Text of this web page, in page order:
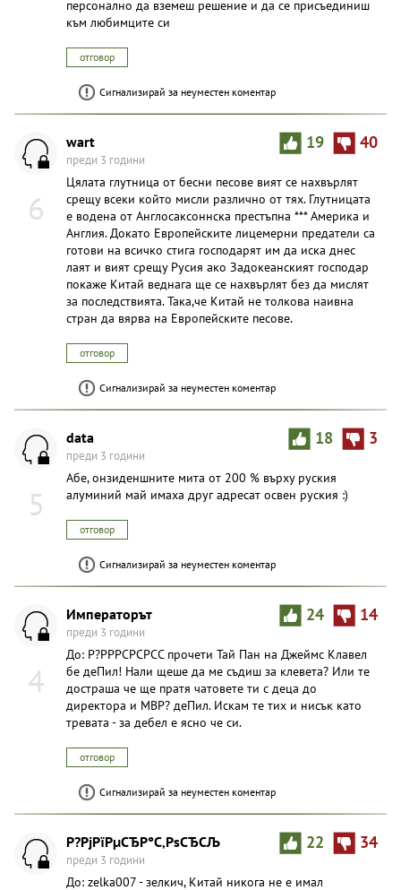
персонално да вземеш решение и да се присъединиш
към любимците си
отговор
Сигнализирай за неуместен коментар
6
19 40
wart
преди 3 години
Цялата глутница от бесни песове вият се нахвърлят
срещу всеки който мисли различно от тях. Глутницата
е водена от Англосаксоннска престъпна *** Америка и
Англия. Докато Европейските лицемерни предатели са
готови на всичко стига господарят им да иска днес
лаят и вият срещу Русия ако Задокеанският господар
покаже Китай веднага ще се нахвърлят без да мислят
за последствията. Така,че Китай не толкова наивна
стран да вярва на Европейските песове.
отговор
Сигнализирай за неуместен коментар
5
18 3
data
преди 3 години
Абе, онзиденшните мита от 200 % върху руския
алуминий май имаха друг адресат освен руския :)
отговор
Сигнализирай за неуместен коментар
4
24 14
Импeраторът
преди 3 години
До: Р?РРРСРСРСС прочети Тай Пан на Джеймс Клавел
бе деПил! Нали щеше да ме съдиш за клевета? Или те
достраша че ще пратя чатовете ти с деца до
директора и МВР? деПил. Искам те тих и нисък като
тревата - за дебел е ясно че си.
отговор
Сигнализирай за неуместен коментар
22 34
Р?РјРїРµСЂР°С‚РѕСЂСЉ
преди 3 години
До: zelka007 - зелкич, Китай никога не е имал